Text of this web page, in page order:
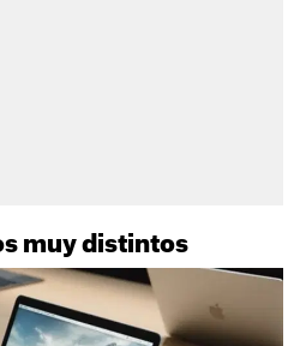
muy distintos